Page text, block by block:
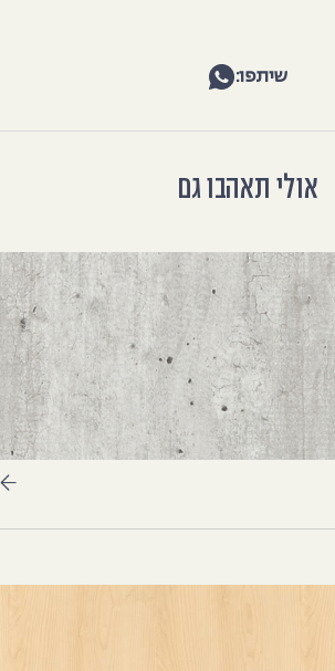
שיתפו:
אולי תאהבו גם